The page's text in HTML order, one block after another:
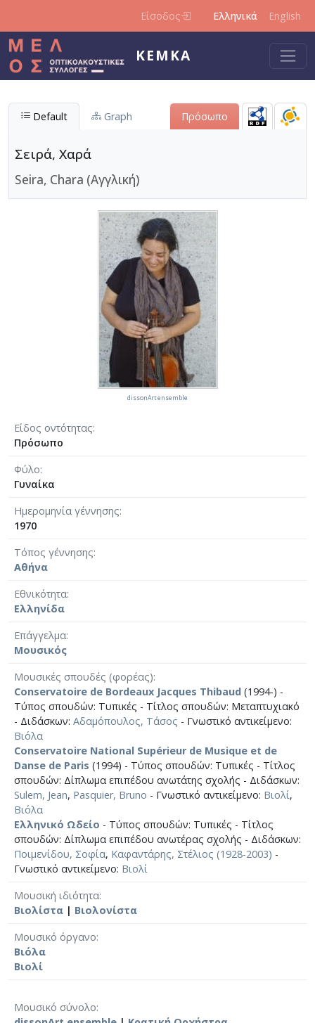
Είσοδος Ελληνικά English
ΚΕΜΚΑ
Default Graph Πρόσωπο
Σειρά, Χαρά
Seira, Chara (Αγγλική)
Είδος οντότητας
Πρόσωπο
Φύλο
Γυναίκα
Ημερομηνία γέννησης
1970
Τόπος γέννησης
Αθήνα
Εθνικότητα
Ελληνίδα
Επάγγελμα
Μουσικός
Μουσικές σπουδές (φορέας)
Conservatoire de Bordeaux Jacques Thibaud (1994-) -
Τύπος σπουδών: Τυπικές - Τίτλος σπουδών: Μεταπτυχιακό
- Διδάσκων: Αδαμόπουλος, Τάσος - Γνωστικό αντικείμενο:
Βιόλα
Conservatoire National Supérieur de Musique et de
Danse de Paris (1994) - Τύπος σπουδών: Τυπικές - Τίτλος
σπουδών: Δίπλωμα επιπέδου ανωτάτης σχολής - Διδάσκων:
Sulem, Jean, Pasquier, Bruno - Γνωστικό αντικείμενο: Βιολί,
Βιόλα
Ελληνικό Ωδείο - Τύπος σπουδών: Τυπικές - Τίτλος
σπουδών: Δίπλωμα επιπέδου ανωτέρας σχολής - Διδάσκων:
Ποιμενίδου, Σοφία, Καφαντάρης, Στέλιος (1928-2003) -
Γνωστικό αντικείμενο: Βιολί
Μουσική ιδιότητα
Βιολίστα | Βιολονίστα
Μουσικό όργανο
Βιόλα
Βιολί
Μουσικό σύνολο
dissonArt ensemble